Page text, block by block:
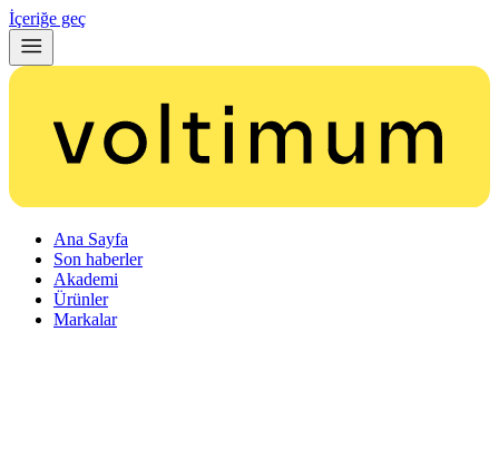
İçeriğe geç
Ana Sayfa
Son haberler
Akademi
Ürünler
Markalar